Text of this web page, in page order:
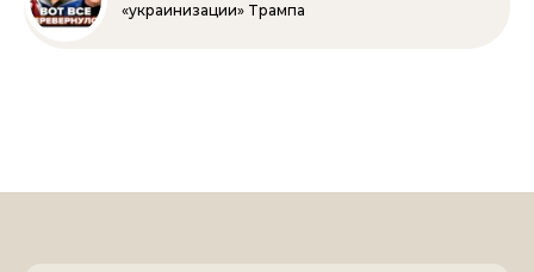
«украинизации» Трампа